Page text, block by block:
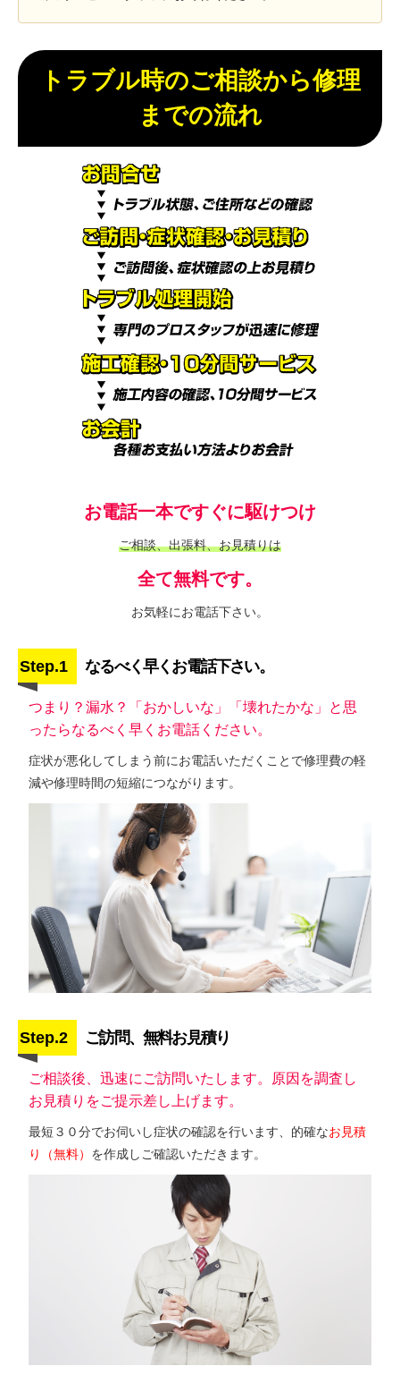
トラブル時のご相談から修理
までの流れ
お電話一本ですぐに駆けつけ
ご相談、出張料、お見積りは
全て無料です。
お気軽にお電話下さい。
Step.1 なるべく早くお電話下さい。
つまり？漏水？「おかしいな」「壊れたかな」と思
ったらなるべく早くお電話ください。
症状が悪化してしまう前にお電話いただくことで修理費の軽
減や修理時間の短縮につながります。
Step.2 ご訪問、無料お見積り
ご相談後、迅速にご訪問いたします。原因を調査し
お見積りをご提示差し上げます。
最短３０分でお伺いし症状の確認を行います、的確なお見積
り（無料） を作成しご確認いただきます。